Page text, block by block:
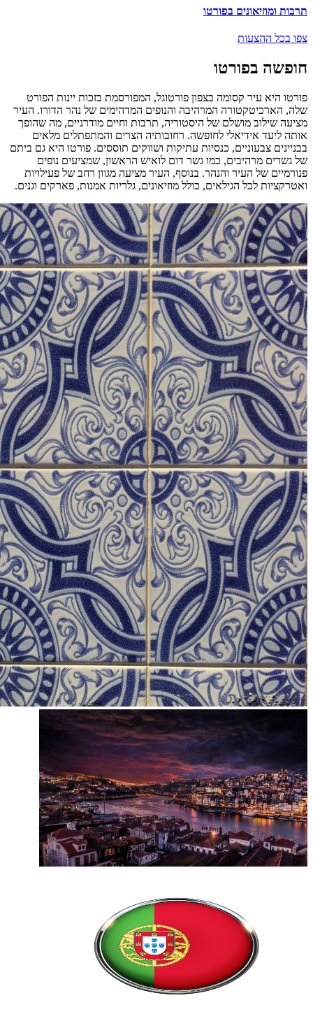
תרבות ומוזיאונים בפורטו
צפו בכל ההצעות
חופשה בפורטו
פורטו היא עיר קסומה בצפון פורטוגל, המפורסמת בזכות יינות הפורט
שלה, הארכיטקטורה המרהיבה והנופים המדהימים של נהר הדורו. העיר
מציעה שילוב מושלם של היסטוריה, תרבות וחיים מודרניים, מה שהופך
אותה ליעד אידיאלי לחופשה. רחובותיה הצרים והמתפתלים מלאים
בבניינים צבעוניים, כנסיות עתיקות ושווקים תוססים. פורטו היא גם ביתם
של גשרים מרהיבים, כמו גשר דום לואיש הראשון, שמציעים נופים
פנורמיים של העיר והנהר. בנוסף, העיר מציעה מגוון רחב של פעילויות
ואטרקציות לכל הגילאים, כולל מוזיאונים, גלריות אמנות, פארקים וגנים.